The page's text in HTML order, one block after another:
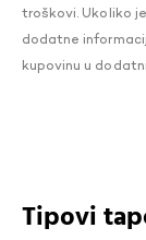
troškovi. Ukoliko
dodatne
kupovinu u
Tipovi